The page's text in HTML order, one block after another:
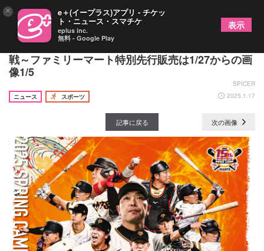
2025年始動！ 巨人が2/23、24に那覇でオープン
戦～ファミリーマート特別先行販売は1/27からの画
像1/5
SPICER
ニュース
スポーツ 2025.1.17
記事に戻る 次の画像
× e＋(イープラス)アプリ - チケッ
ト・ニュース・スマチケ
eplus inc.
無料 - Google Play
表示